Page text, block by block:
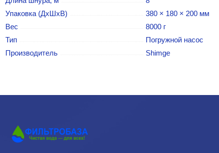
Упаковка (ДхШхВ)
380 × 180 × 200 мм
Вес
8000 г
Тип
Погружной насос
Производитель
Shimge